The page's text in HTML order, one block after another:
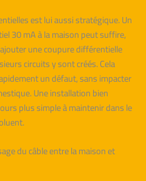
est lui aussi stratégique. Un
30 mA à la maison peut suffire,
une coupure différentielle
circuits y sont créés. Cela
un défaut, sans impacter
Une installation bien
plus simple à maintenir dans le
du câble entre la maison et